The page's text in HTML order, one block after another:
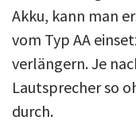
Akku, kann man
vom Typ AA
verlängern. Je
Lautsprecher so
durch.